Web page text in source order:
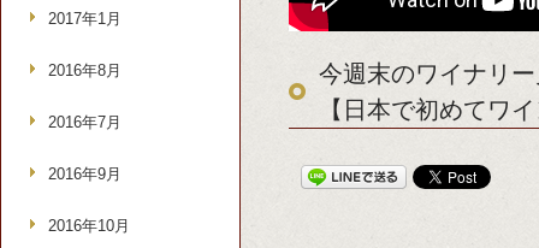
今週末のワイナリ
【日本で初めてワ
2017年1月
2016年8月
2016年7月
2016年9月
2016年10月